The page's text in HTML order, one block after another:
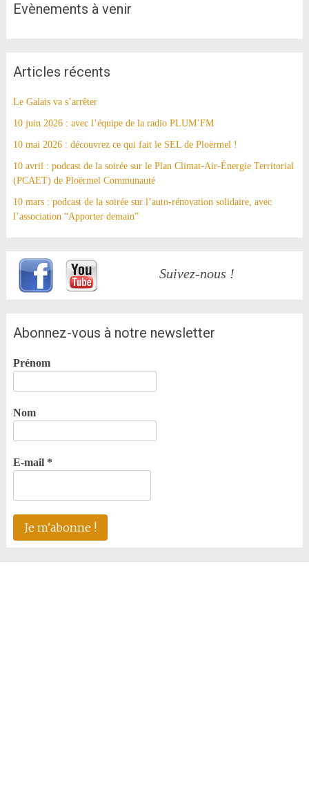
articles
Evènements à venir
Articles récents
Le Galais va s’arrêter
10 juin 2026 : avec l’équipe de la radio PLUM’FM
10 mai 2026 : découvrez ce qui fait le SEL de Ploërmel !
10 avril : podcast de la soirée sur le Plan Climat-Air-Énergie Territorial
(PCAET) de Ploërmel Communauté
10 mars : podcast de la soirée sur l’auto-rénovation solidaire, avec
l’association “Apporter demain”
Suivez-nous !
Abonnez-vous à notre newsletter
Prénom
Nom
E-mail *